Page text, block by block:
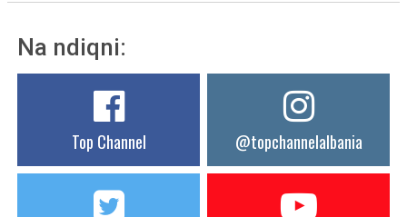
Na ndiqni:
Top Channel @topchannelalbania